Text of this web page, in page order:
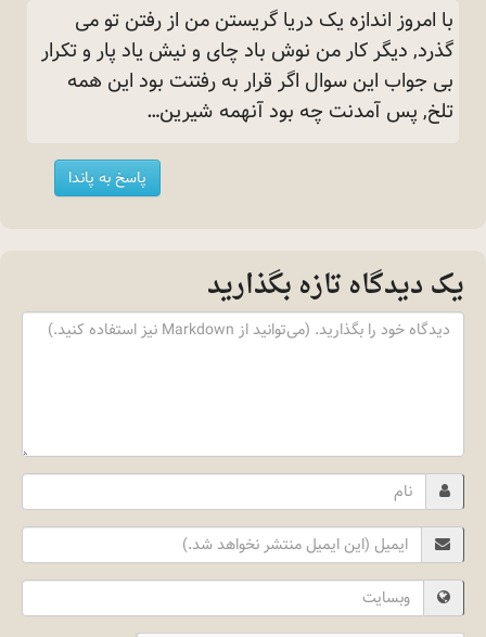
با امروز اندازه یک دریا گریستن من از رفتن تو می
گذرد, دیگر کار من نوش باد چای و نیش یاد پار و تکرار
بی جواب این سوال اگر قرار به رفتنت بود این همه
تلخ, پس آمدنت چه بود آنهمهشیرین…
پاسخ به پاندا
یک دیدگاه تازه بگذارید
Content
Name
Email
Website